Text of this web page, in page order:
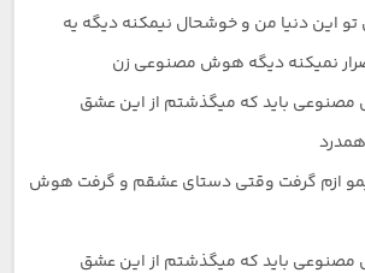
این دنیا من و خوشحال نیمکنه دیگه یه
نمیکنه دیگه هوش مصنوعی زن
باید که میگذشتم از این عشق
ازم گرفت وقتی دستای عشقم و گرفت هوش
باید که میگذشتم از این عشق